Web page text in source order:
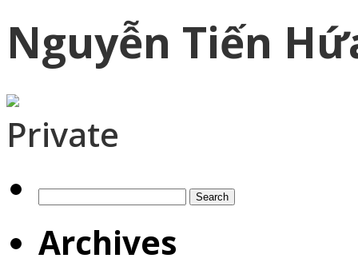
Nguyễn Tiến
Private
Search
Archives